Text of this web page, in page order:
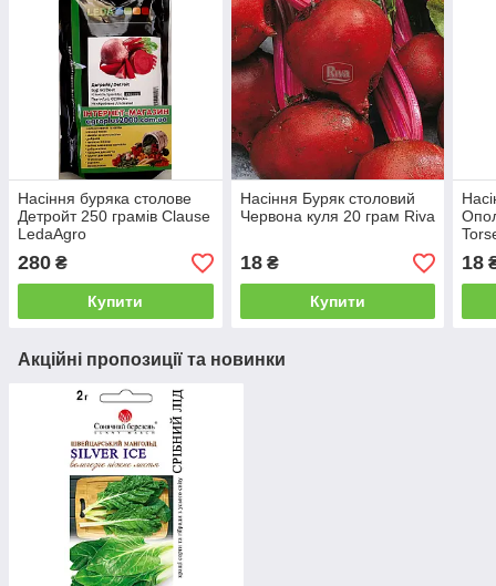
Насіння буряка столове
Детройт 250 грамів Clause
LedaAgro
280 ₴
Купити
Насіння Буряк столовий
Червона куля 20 грам Riva
18₴
Купити
18
Акційні пропозиції та новинки